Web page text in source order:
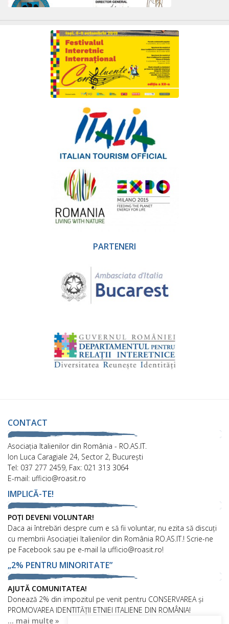
PARTENERI
CONTACT
Asociaţia Italienilor din România - RO.AS.IT.
Ion Luca Caragiale 24, Sector 2, București
Tel: 037 277 2459, Fax: 021 313 3064
E-mail: ufficio@roasit.ro
IMPLICĂ-TE!
POȚI DEVENI VOLUNTAR!
Daca ai întrebări despre cum e să fii voluntar, nu ezita să discuți
cu membrii Asociației Italienilor din România RO.AS.IT.! Scrie-ne
pe Facebook sau pe e-mail la ufficio@roasit.ro!
„2% PENTRU MINORITATE”
AJUTĂ COMUNITATEA!
Donează 2% din impozitul pe venit pentru CONSERVAREA și
PROMOVAREA IDENTITĂȚII ETNIEI ITALIENE DIN ROMÂNIA!
... mai multe »